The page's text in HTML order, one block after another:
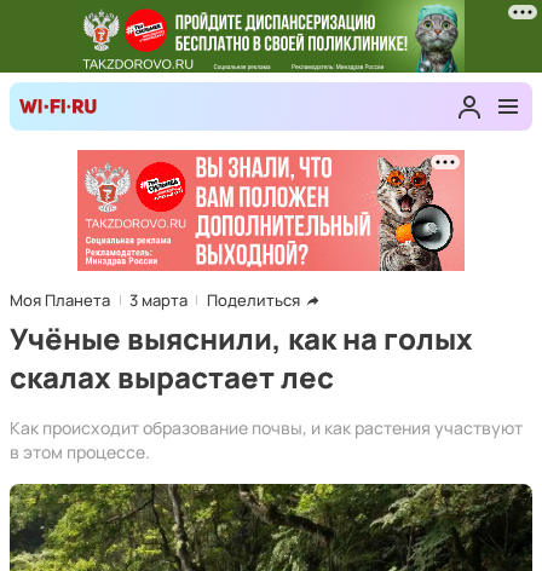
Моя Планета 3 марта Поделиться
Учёные выяснили, как на голых
скалах вырастает лес
Как происходит образование почвы, и как растения участвуют
в этом процессе.